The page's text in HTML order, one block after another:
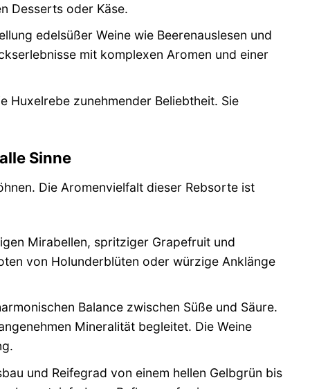
Desserts oder Käse.
edelsüßer Weine wie Beerenauslesen und
mit komplexen Aromen und einer
Huxelrebe zunehmender Beliebtheit. Sie
Sinne
Die Aromenvielfalt dieser Rebsorte ist
Mirabellen, spritziger Grapefruit und
von Holunderblüten oder würzige Anklänge
Balance zwischen Süße und Säure.
Mineralität begleitet. Die Weine
und Reifegrad von einem hellen Gelbgrün bis